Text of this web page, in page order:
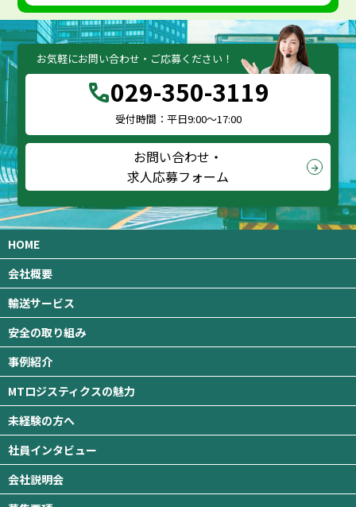
お気軽にお問い合わせ・ご応募ください！
call029-350-3119
受付時間：平日9:00～17:00
お問い合わせ・
求人応募フォーム
arrow_forward
HOME
会社概要
輸送サービス
安全の取り組み
事例紹介
MTロジスティクスの魅力
未経験の方へ
社員インタビュー
会社説明会